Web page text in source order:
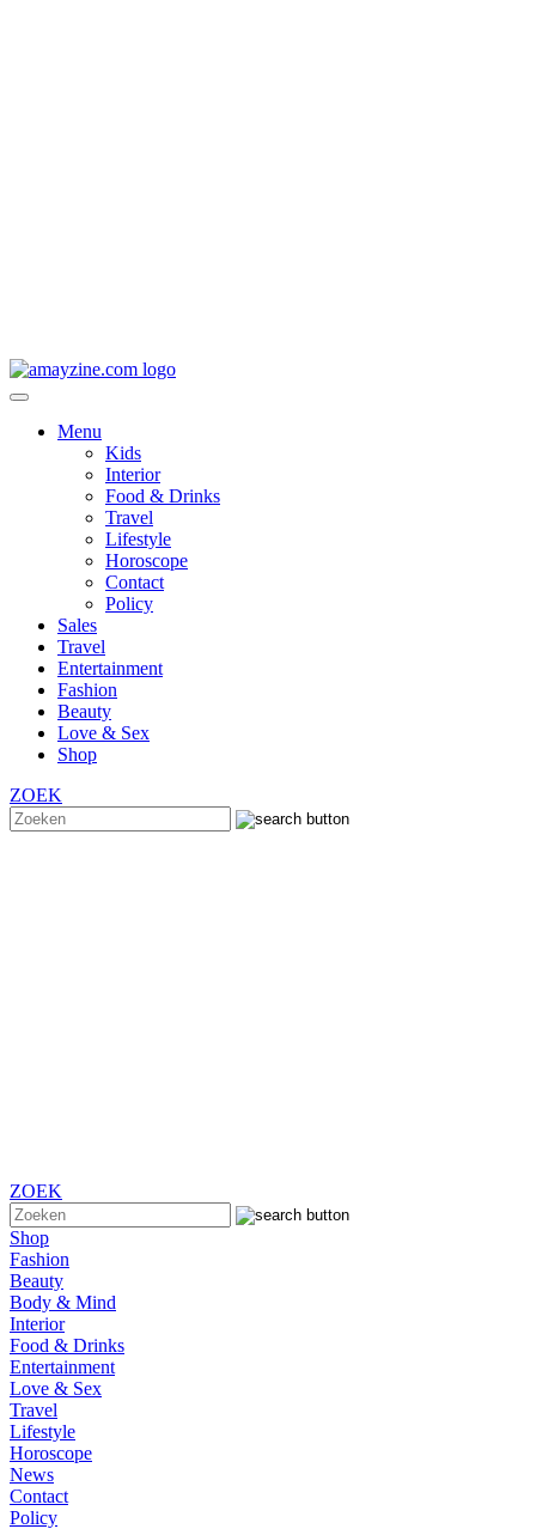
Menu
Kids
Interior
Food & Drinks
Travel
Lifestyle
Horoscope
Contact
Policy
Sales
Travel
Entertainment
Fashion
Beauty
Love & Sex
Shop
ZOEK
ZOEK
Shop
Fashion
Beauty
Body & Mind
Interior
Food & Drinks
Entertainment
Love & Sex
Travel
Lifestyle
Horoscope
News
Contact
Policy